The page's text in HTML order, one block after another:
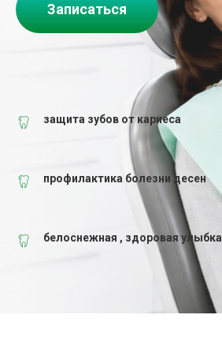
Записаться
защита зубов от кариеса
профилактика болезни десен
белоснежная , здоровая улыбка